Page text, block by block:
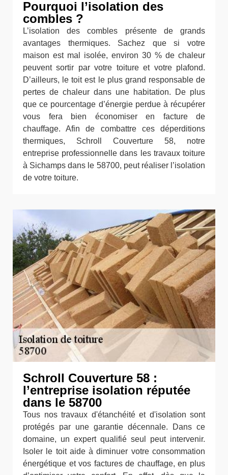
Pourquoi l’isolation des
combles ?
L’isolation des combles présente de grands
avantages thermiques. Sachez que si votre
maison est mal isolée, environ 30 % de chaleur
peuvent sortir par votre toiture et votre plafond.
D’ailleurs, le toit est le plus grand responsable de
pertes de chaleur dans une habitation. De plus
que ce pourcentage d’énergie perdue à récupérer
vous fera bien économiser en facture de
chauffage. Afin de combattre ces déperditions
thermiques, Schroll Couverture 58, notre
entreprise professionnelle dans les travaux toiture
à Sichamps dans le 58700, peut réaliser l’isolation
de votre toiture.
Schroll Couverture 58 :
l’entreprise isolation réputée
dans le 58700
Tous nos travaux d'étanchéité et d'isolation sont
protégés par une garantie décennale. Dans ce
domaine, un expert qualifié seul peut intervenir.
Isoler le toit aide à diminuer votre consommation
énergétique et vos factures de chauffage, en plus